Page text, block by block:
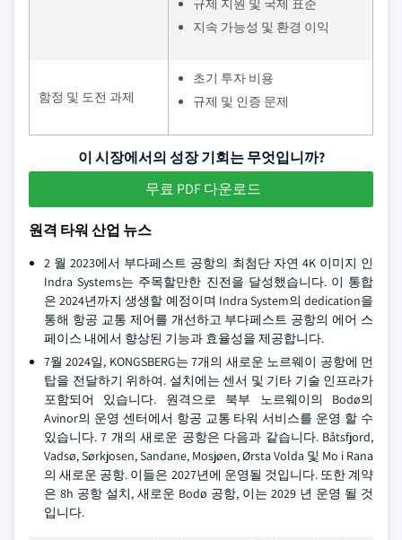
규제 지원 및 국제 표준
지속 가능성 및 환경 이익
함정 및 도전 과제
초기 투자 비용
규제 및 인증 문제
이 시장에서의 성장 기회는 무엇입니까?
무료 PDF 다운로드
원격 타워 산업 뉴스
2 월 2023에서 부다페스트 공항의 최첨단 자연 4K 이미지 인
Indra Systems는 주목할만한 진전을 달성했습니다. 이 통합
은 2024년까지 생생할 예정이며 Indra System의 dedication을
통해 항공 교통 제어를 개선하고 부다페스트 공항의 에어 스
페이스 내에서 향상된 기능과 효율성을 제공합니다.
7월 2024일, KONGSBERG는 7개의 새로운 노르웨이 공항에 먼
탑을 전달하기 위하여. 설치에는 센서 및 기타 기술 인프라가
포함되어 있습니다. 원격으로 북부 노르웨이의 Bodø의
Avinor의 운영 센터에서 항공 교통 타워 서비스를 운영 할 수
있습니다. 7 개의 새로운 공항은 다음과 같습니다. Båtsfjord,
Vadsø, Sørkjosen, Sandane, Mosjøen, Ørsta Volda 및 Mo i Rana
의 새로운 공항. 이들은 2027년에 운영될 것입니다. 또한 계약
은 8h 공항 설치, 새로운 Bodø 공항, 이는 2029 년 운영 될 것
입니다.